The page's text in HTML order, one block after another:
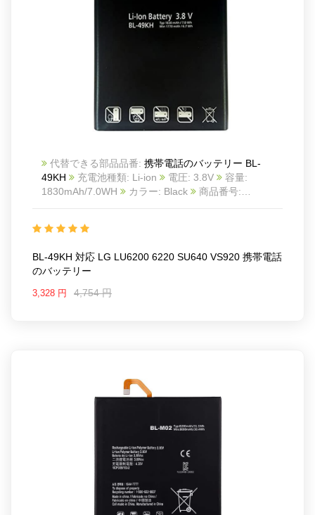
代替できる部品品番: 携帯電話のバッテリー BL-
49KH
充電池種類: Li-ion 電圧: 3.8V
1830mAh/7.0WH
カラー: Black
商品番号:
LU6200 6220 SU640 VS920
BL-49KH 対応 LG LU6200 6220 SU640 VS920 携帯電話
のバッテリー
3,328 円 4,754 円